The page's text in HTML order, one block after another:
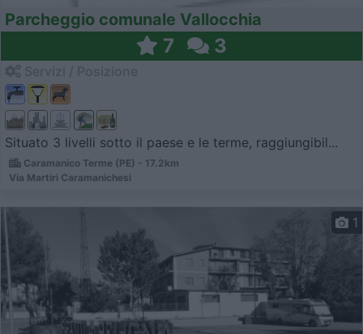
Parcheggio comunale Vallocchia
7 3
Situato 3 livelli sotto il paese e le terme, raggiungibil...
Caramanico Terme (PE) - 17.2km
Via Martiri Caramanichesi
1